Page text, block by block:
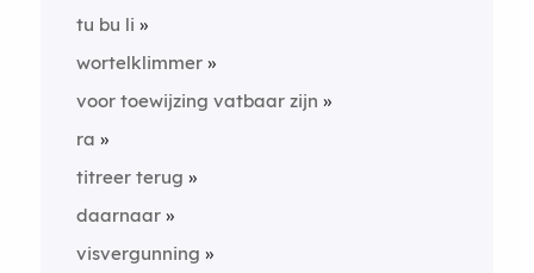
tu bu li
wortelklimmer
voor toewijzing vatbaar zijn
ra
titreer terug
daarnaar
visvergunning